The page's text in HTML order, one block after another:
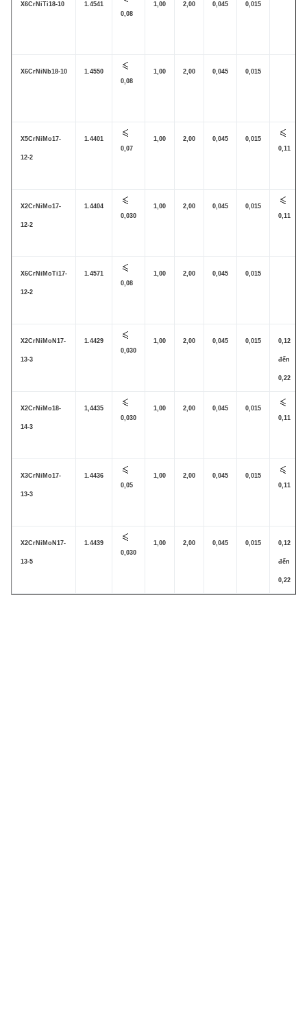
X6CrNiTi18-10
1.4541
0,08
1,00 2,00 0,045 0,015
X6CrNiNb18-10
1.4550
0,08
1,00 2,00 0,045 0,015
X5CrNiMo17-
12-2
1.4401
0,07
1,00 2,00 0,045
0,015
0,11
X2CrNiMo17-
12-2
1.4404
0,030
1,00 2,00 0,045
0,015
0,11
X6CrNiMoTi17-
12-2
1.4571
0,08
1,00 2,00 0,045 0,015
X2CrNiMoN17-
13-3
1.4429
0,030
1,00 2,00 0,045 0,015 0,12
đến
0,22
X2CrNiMo18-
14-3
1,4435
0,030
1,00 2,00 0,045
0,015
0,11
X3CrNiMo17-
13-3
1.4436
0,05
1,00 2,00 0,045
0,015
0,11
X2CrNiMoN17-
13-5
1.4439
0,030
1,00 2,00 0,045 0,015 0,12
đến
0,22